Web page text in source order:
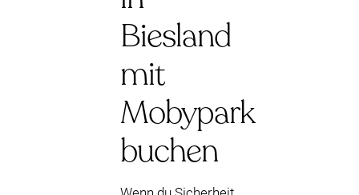
Biesland
mit
Mobypark
buchen